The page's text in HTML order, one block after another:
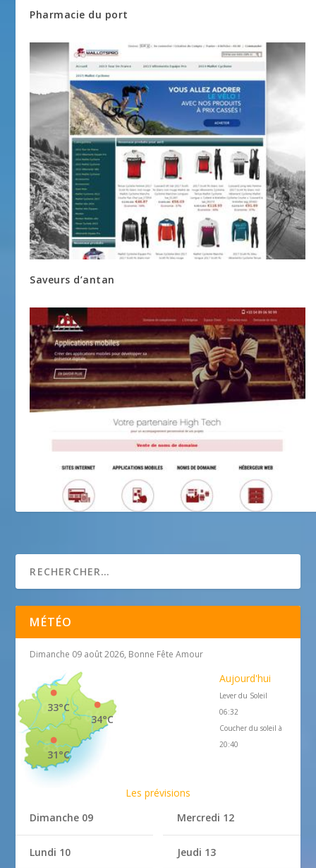
Pharmacie du port
Saveurs d’antan
MÉTÉO
Dimanche 09 août 2026, Bonne Fête Amour
34°C
33°C
31°C
Aujourd'hui
Lever du Soleil
06:32
Coucher du soleil à
20:40
Les prévisions
Dimanche 09
Lundi 10
Mercredi 12
Jeudi 13